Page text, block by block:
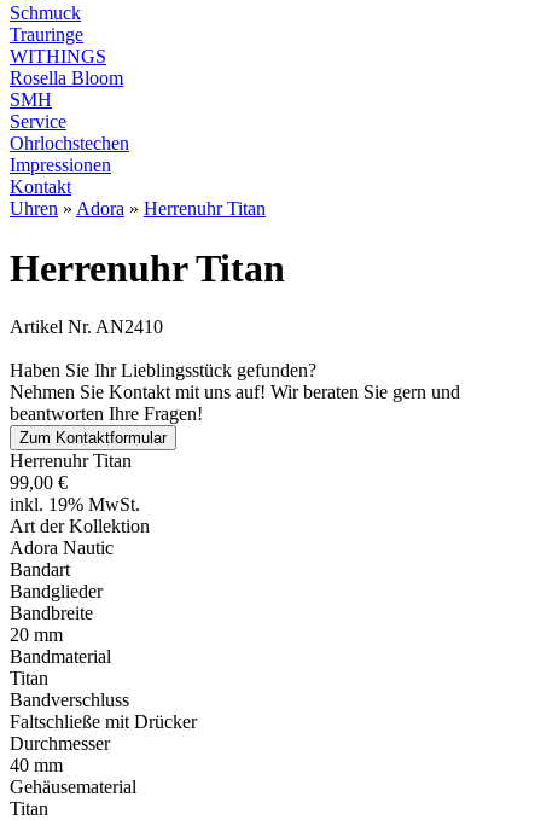
Schmuck
Trauringe
WITHINGS
Rosella Bloom
SMH
Service
Ohrlochstechen
Impressionen
Kontakt
Uhren » Adora » Herrenuhr Titan
Herrenuhr Titan
Artikel Nr. AN2410
Haben Sie Ihr Lieblingsstück gefunden?
Nehmen Sie Kontakt mit uns auf! Wir beraten Sie gern und
beantworten Ihre Fragen!
Zum Kontaktformular
Herrenuhr Titan
99,00 €
inkl. 19% MwSt.
Art der Kollektion
Adora Nautic
Bandart
Bandglieder
Bandbreite
20 mm
Bandmaterial
Titan
Bandverschluss
Faltschließe mit Drücker
Durchmesser
40 mm
Gehäusematerial
Titan